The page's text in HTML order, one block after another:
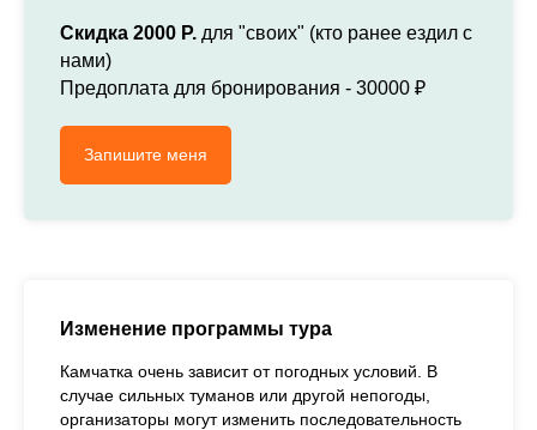
Скидка 2000 Р. для "своих" (кто ранее ездил с
нами)
Предоплата для бронирования - 30000 ₽
Запишите меня
Изменение программы тура
Камчатка очень зависит от погодных условий. В
случае сильных туманов или другой непогоды,
организаторы могут изменить последовательность